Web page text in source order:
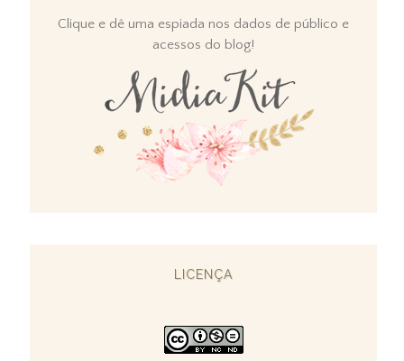
Clique e dê uma espiada nos dados de público e
acessos do blog!
LICENÇA